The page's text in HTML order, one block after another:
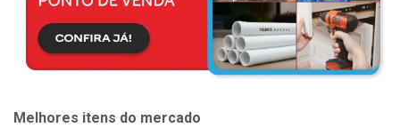
Melhores itens do mercado